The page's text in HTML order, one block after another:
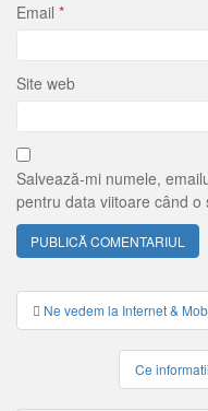
Email *
Site web
Salvează-mi numele,
pentru data viitoare când o
Navigare
articole
Ne vedem la Internet &
Ce